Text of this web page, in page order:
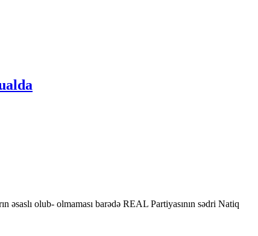
əsaslı olub- olmaması barədə REAL Partiyasının sədri Natiq